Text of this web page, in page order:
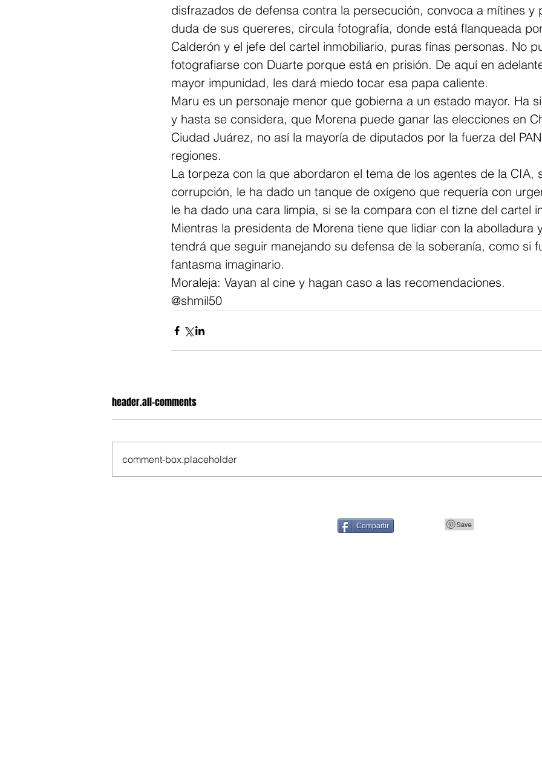
disfrazados de defensa contra la persecución, convoca a mítines y
duda de sus quereres, circula fotografía, donde está flanqueada
Calderón y el jefe del cartel inmobiliario, puras finas personas. No
fotografiarse con Duarte porque está en prisión. De aquí en
mayor impunidad, les dará miedo tocar esa papa caliente.
Maru es un personaje menor que gobierna a un estado mayor. Ha
y hasta se considera, que Morena puede ganar las elecciones en
Ciudad Juárez, no así la mayoría de diputados por la fuerza del
regiones.
La torpeza con la que abordaron el tema de los agentes de la CIA,
corrupción, le ha dado un tanque de oxígeno que requería con
le ha dado una cara limpia, si se la compara con el tizne del cartel
Mientras la presidenta de Morena tiene que lidiar con la abolladura
tendrá que seguir manejando su defensa de la soberanía, como si
fantasma imaginario.
Moraleja: Vayan al cine y hagan caso a las recomendaciones.
@shmil50
header.all-comments
comment-box.placeholder
Compartir